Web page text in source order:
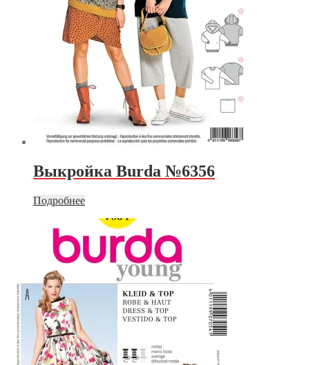
Выкройка Burda №6356
Подробнее